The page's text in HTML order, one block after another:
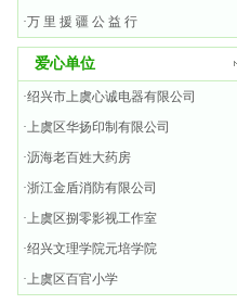
·万 里 援 疆 公 益 行
爱心单位
·绍兴市上虞心诚电器有限公司
·上虞区华扬印制有限公司
·沥海老百姓大药房
·浙江金盾消防有限公司
·上虞区捌零影视工作室
·绍兴文理学院元培学院
·上虞区百官小学